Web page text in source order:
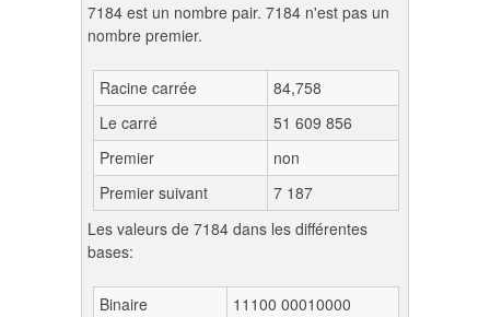
7184 est un nombre pair. 7184 n'est pas un
nombre premier.
Racine carrée
84,758
Le carré
51 609 856
Premier
non
Premier suivant
7 187
Les valeurs de 7184 dans les différentes
bases:
Binaire
11100 00010000